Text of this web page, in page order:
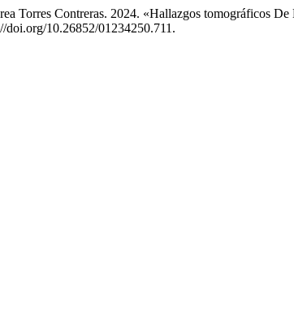
Torres Contreras. 2024. «Hallazgos tomográficos
doi.org/10.26852/01234250.711.